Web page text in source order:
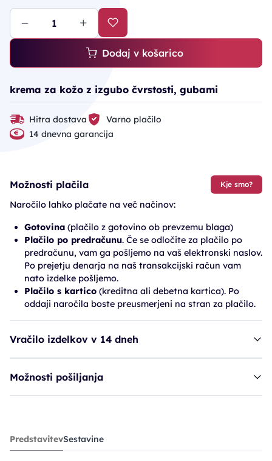
Dodaj v košarico
krema za kožo z izgubo čvrstosti, gubami
Hitra dostava
Varno plačilo
14 dnevna garancija
Možnosti plačila Kje smo?
Naročilo lahko plačate na več načinov:
Gotovina (plačilo z gotovino ob prevzemu blaga)
Plačilo po predračunu. Če se odločite za plačilo po
predračunu, vam ga pošljemo na vaš elektronski naslov.
Po prejetju denarja na naš transakcijski račun vam
nato izdelke pošljemo.
Plačilo s kartico (kreditna ali debetna kartica). Po
oddaji naročila boste preusmerjeni na stran za plačilo.
Vračilo izdelkov v 14 dneh
Možnosti pošiljanja
krema ASB V-Lifting Cream (T)
15,90€
PredstavitevSestavine